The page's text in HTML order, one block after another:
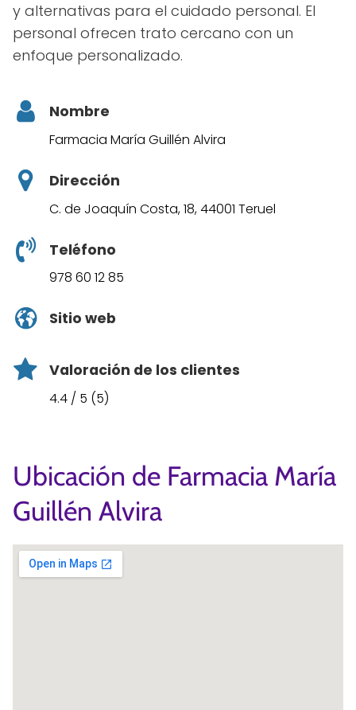
y alternativas para el cuidado personal. El
personal ofrecen trato cercano con un
enfoque personalizado.
Nombre
Farmacia María Guillén Alvira
Dirección
C. de Joaquín Costa, 18, 44001 Teruel
Teléfono
978 60 12 85
Sitio web
Valoración de los clientes
4.4 / 5 (5)
Ubicación de Farmacia María
Guillén Alvira